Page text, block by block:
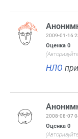
2009-01-16
Оценка 0
НЛО
2008-08-07
Оценка 0